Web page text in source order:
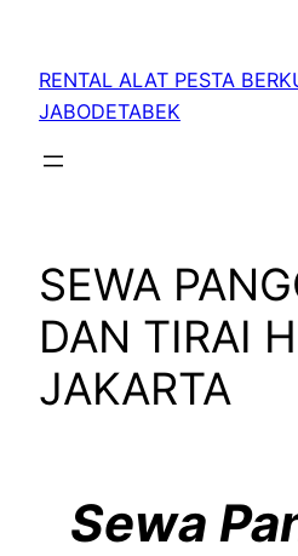
RENTAL ALAT PESTA
JABODETABEK
SEWA
DAN TIRAI
JAKARTA
Sewa